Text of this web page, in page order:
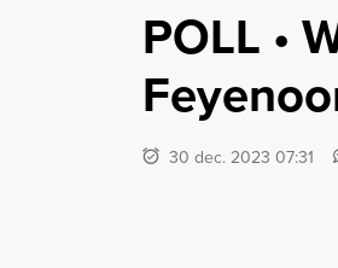
POLL •
30 dec. 2023 07:31